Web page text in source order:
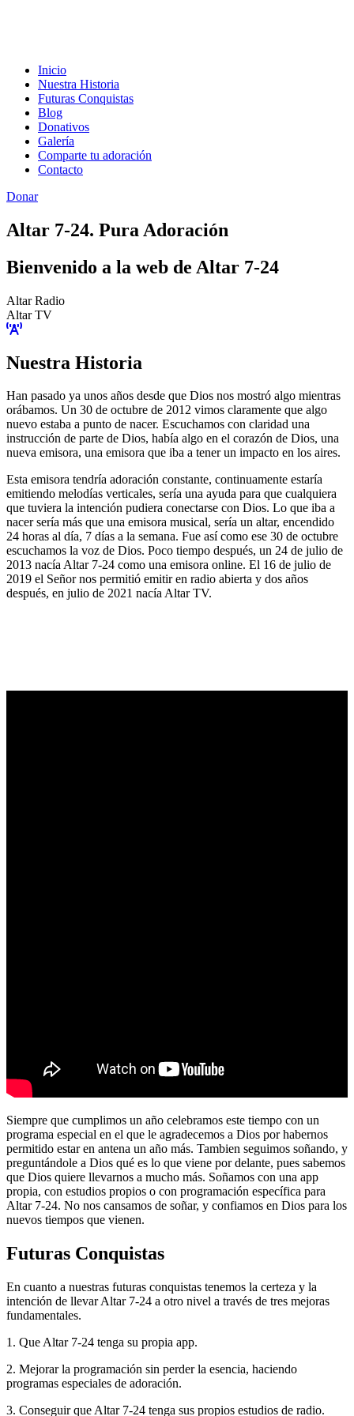
Inicio
Nuestra Historia
Futuras Conquistas
Blog
Donativos
Galería
Comparte tu adoración
Contacto
Donar
Altar 7-24. Pura Adoración
Bienvenido a la web de Altar 7-24
Altar Radio
Altar TV
Nuestra Historia
Han pasado ya unos años desde que Dios nos mostró algo mientras
orábamos. Un 30 de octubre de 2012 vimos claramente que algo
nuevo estaba a punto de nacer. Escuchamos con claridad una
instrucción de parte de Dios, había algo en el corazón de Dios, una
nueva emisora, una emisora que iba a tener un impacto en los aires.
Esta emisora tendría adoración constante, continuamente estaría
emitiendo melodías verticales, sería una ayuda para que cualquiera
que tuviera la intención pudiera conectarse con Dios. Lo que iba a
nacer sería más que una emisora musical, sería un altar, encendido
24 horas al día, 7 días a la semana. Fue así como ese 30 de octubre
escuchamos la voz de Dios. Poco tiempo después, un 24 de julio de
2013 nacía Altar 7-24 como una emisora online. El 16 de julio de
2019 el Señor nos permitió emitir en radio abierta y dos años
después, en julio de 2021 nacía Altar TV.
Siempre que cumplimos un año celebramos este tiempo con un
programa especial en el que le agradecemos a Dios por habernos
permitido estar en antena un año más. Tambien seguimos soñando, y
preguntándole a Dios qué es lo que viene por delante, pues sabemos
que Dios quiere llevarnos a mucho más. Soñamos con una app
propia, con estudios propios o con programación específica para
Altar 7-24. No nos cansamos de soñar, y confiamos en Dios para los
nuevos tiempos que vienen.
Futuras Conquistas
En cuanto a nuestras futuras conquistas tenemos la certeza y la
intención de llevar Altar 7-24 a otro nivel a través de tres mejoras
fundamentales.
1. Que Altar 7-24 tenga su propia app.
2. Mejorar la programación sin perder la esencia, haciendo
programas especiales de adoración.
3. Conseguir que Altar 7-24 tenga sus propios estudios de radio.